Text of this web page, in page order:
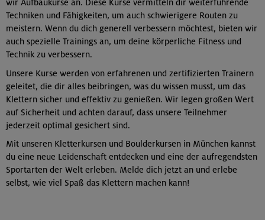
wir Aufbaukurse an. Diese Kurse vermitteln dir weiterführende
Techniken und Fähigkeiten, um auch schwierigere Routen zu
meistern. Wenn du dich generell verbessern möchtest, bieten wir
auch spezielle Trainings an, um deine körperliche Fitness und
Technik zu verbessern.
Unsere Kurse werden von erfahrenen und zertifizierten Trainern
geleitet, die dir alles beibringen, was du wissen musst, um das
Klettern sicher und effektiv zu genießen. Wir legen großen Wert
auf Sicherheit und achten darauf, dass unsere Teilnehmer
jederzeit optimal gesichert sind.
Mit unseren Kletterkursen und Boulderkursen in München kannst
du eine neue Leidenschaft entdecken und eine der aufregendsten
Sportarten der Welt erleben. Melde dich jetzt an und erlebe
selbst, wie viel Spaß das Klettern machen kann!